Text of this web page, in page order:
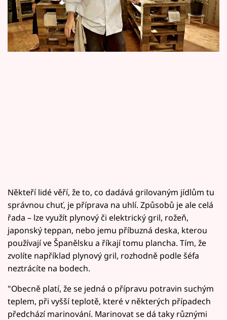
Sledujte prima+
Filmový festival Karlovy Vary
dokonalého steaku v profi kuchyni.
Někteří lidé věří, že to, co dadává grilovaným jídlům tu
správnou chuť, je příprava na uhlí. Způsobů je ale celá
řada – lze využít plynový či elektrický gril, rožeň,
japonský teppan, nebo jemu příbuzná deska, kterou
používají ve Španělsku a říkají tomu plancha. Tím, že
zvolíte například plynový gril, rozhodně podle šéfa
neztrácíte na bodech.
"Obecně platí, že se jedná o přípravu potravin suchým
teplem, při vyšší teplotě, které v některých případech
předchází marinování. Marinovat se dá taky různými